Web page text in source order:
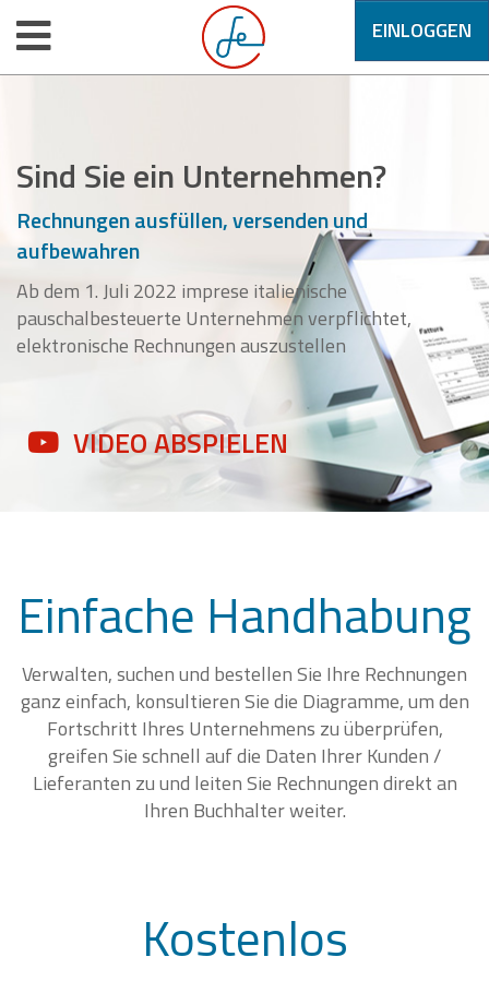
EINLOGGEN
Sind Sie ein Unternehmen?
Rechnungen ausfüllen, versenden und
aufbewahren
Ab dem 1. Juli 2022 imprese italienische
pauschalbesteuerte Unternehmen verpflichtet,
elektronische Rechnungen auszustellen
VIDEO ABSPIELEN
Einfache Handhabung
Verwalten, suchen und bestellen Sie Ihre Rechnungen
ganz einfach, konsultieren Sie die Diagramme, um den
Fortschritt Ihres Unternehmens zu überprüfen,
greifen Sie schnell auf die Daten Ihrer Kunden /
Lieferanten zu und leiten Sie Rechnungen direkt an
Ihren Buchhalter weiter.
Kostenlos